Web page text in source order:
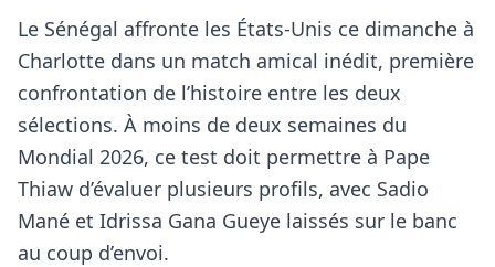
Le Sénégal affronte les États-Unis ce dimanche à
Charlotte dans un match amical inédit, première
confrontation de l’histoire entre les deux
sélections. À moins de deux semaines du
Mondial 2026, ce test doit permettre à Pape
Thiaw d’évaluer plusieurs profils, avec Sadio
Mané et Idrissa Gana Gueye laissés sur le banc
au coup d’envoi.